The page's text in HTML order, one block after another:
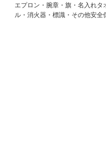
エプロン・腕章・旗・名入れ
ル・消火器・標識・その他安全